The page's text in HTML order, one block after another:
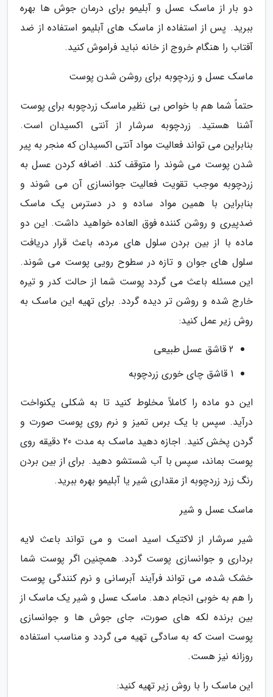
دو بار از ماسک عسل و آبلیمو برای درمان جوش ها بهره
ببرید. پس از استفاده از ماسک های آبلیمو استفاده از ضد
آفتاب را هنگام خروج از خانه نباید فراموش کنید.
ماسک عسل و زردچوبه برای روشن شدن پوست
حتماً شما هم با خواص بی نظیر ماسک زردچوبه برای پوست
آشنا هستید. زردچوبه سرشار از آنتی اکسیدان است.
بنابراین می تواند فعالیت مواد آنتی اکسیدان که منجر به پیر
شدن پوست می شوند را متوقف کند. اضافه کردن عسل به
زردچوبه موجب تقویت فعالیت جوانسازی آن می شوند و
بنابراین با همین مواد ساده و در دسترس یک ماسک
ضدپیری و روشن کننده فوق العاده خواهید داشت. این دو
ماده با از بین بردن سلول های مرده، باعث قرار دریافت
سلول های جوان و تازه در سطوح رویی پوست می شوند.
این مسئله باعث می گردد پوست شما از حالت کدر و تیره
خارج شده و روشن تر دیده گردد. برای تهیه این ماسک به
روش زیر عمل کنید:
2 قاشق عسل طبیعی
1 قاشق چای خوری زردچوبه
این دو ماده را کاملاً مخلوط کنید تا به شکلی یکنواخت
درآید. سپس با یک برس تمیز و نرم روی پوست صورت و
گردن پخش کنید. اجازه دهید ماسک به مدت 20 دقیقه روی
پوست بماند، سپس با آب شستشو دهید. برای از بین بردن
رنگ زرد زردچوبه از مقداری شیر یا آبلیمو بهره ببرید.
ماسک عسل و شیر
شیر سرشار از لاکتیک اسید است و می تواند باعث لایه
برداری و جوانسازی پوست گردد. همچنین اگر پوست شما
خشک شده، می تواند فرآیند آبرسانی و نرم کنندگی پوست
را هم به خوبی انجام دهد. ماسک عسل و شیر یک ماسک از
بین برنده لکه های صورت، جای جوش ها و جوانسازی
پوست است که به سادگی تهیه می گردد و مناسب استفاده
روزانه نیز هست.
این ماسک را با روش زیر تهیه کنید: